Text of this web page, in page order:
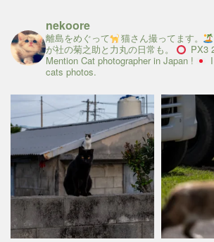
nekoore
離島をめぐって 猫さん撮ってます。
が社の菊之助と力丸の日常も。
PX3
Mention Cat photographer in Japan !
cats photos.